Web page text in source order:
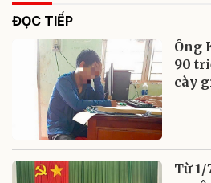
ĐỌC TIẾP
Ông
90
cày
Từ